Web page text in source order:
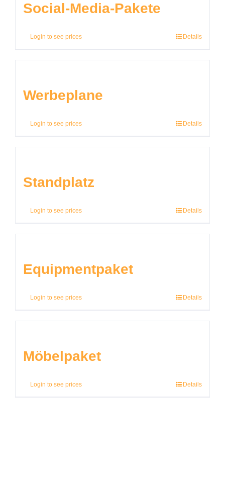
Social-Media-Pakete
Login to see prices Details
Werbeplane
Login to see prices Details
Standplatz
Login to see prices Details
Equipmentpaket
Login to see prices Details
Möbelpaket
Login to see prices Details